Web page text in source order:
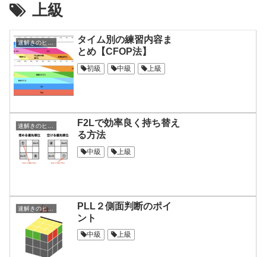
上級
タイム別の練習内容ま
とめ【CFOP法】
初級 中級 上級
F2Lで効率良く持ち替え
る方法
中級 上級
速解きのヒント集
PLL２側面判断のポイ
ント
中級 上級